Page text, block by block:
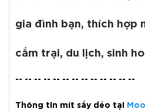
gia đình bạn, thích hợp
cắm trại, du lịch, sinh
-- -- -- -- -- -- -- -- -- -- -- -- --
Thông tin mít sấy dẻo tại